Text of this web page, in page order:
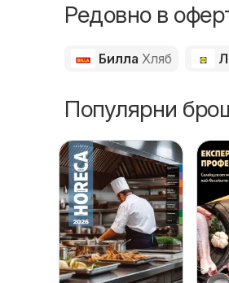
Редовно в
Билла Хляб
Популярни